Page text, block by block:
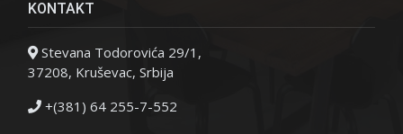
KONTAKT
Stevana Todorovića 29/1,
37208, Kruševac, Srbija
+(381) 64 255-7-552